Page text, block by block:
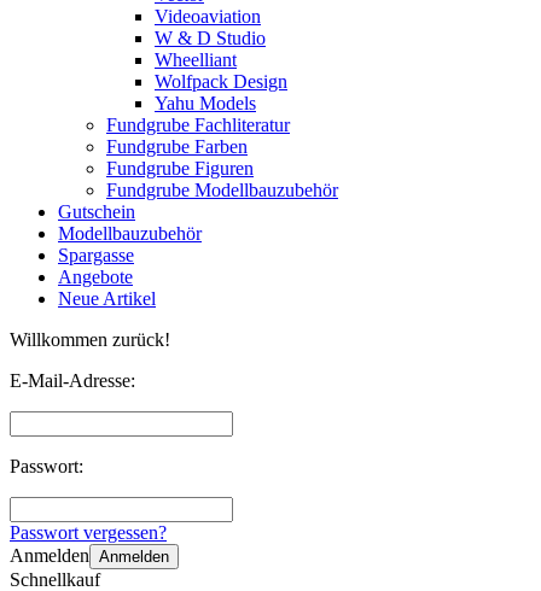
Videoaviation
W & D Studio
Wheelliant
Wolfpack Design
Yahu Models
Fundgrube Fachliteratur
Fundgrube Farben
Fundgrube Figuren
Fundgrube Modellbauzubehör
Gutschein
Modellbauzubehör
Spargasse
Angebote
Neue Artikel
Willkommen zurück!
E-Mail-Adresse:
Passwort:
Passwort vergessen?
Anmelden Anmelden
Schnellkauf